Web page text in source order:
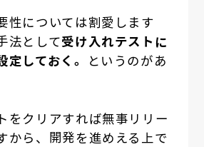
性については割愛します
法として受け入れテストに
定しておく。
というのがあ
をクリアすれば無事リリー
から、開発を進めえる上で